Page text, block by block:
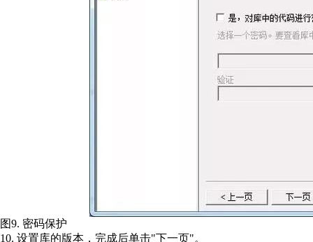
图9. 密码保护
10. 设置库的版本，完成后单击"下一页"。